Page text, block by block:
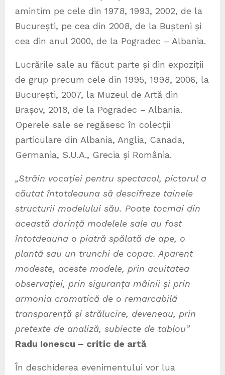
amintim pe cele din 1978, 1993, 2002, de la
București, pe cea din 2008, de la Bușteni și
cea din anul 2000, de la Pogradec – Albania.
Lucrările sale au făcut parte și din expoziții
de grup precum cele din 1995, 1998, 2006, la
București, 2007, la Muzeul de Artă din
Brașov, 2018, de la Pogradec – Albania.
Operele sale se regăsesc în colecții
particulare din Albania, Anglia, Canada,
Germania, S.U.A., Grecia și România.
„Străin vocației pentru spectacol, pictorul a
căutat întotdeauna să descifreze tainele
structurii modelului său. Poate tocmai din
această dorință modelele sale au fost
întotdeauna o piatră spălată de ape, o
plantă sau un trunchi de copac. Aparent
modeste, aceste modele, prin acuitatea
observației, prin siguranța mâinii și prin
armonia cromatică de o remarcabilă
transparență și strălucire, deveneau, prin
pretexte de analiză, subiecte de tablou”
Radu Ionescu – critic de artă
În deschiderea evenimentului vor lua